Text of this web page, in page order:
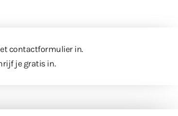
contactformulierin.
je gratis in.